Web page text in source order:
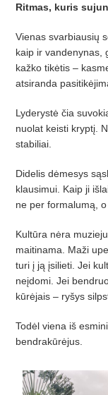
Ritmas, kuris
Vienas svarbiausių
kaip ir vandenynas,
kažko tikėtis –
atsiranda
Lyderystė čia
nuolat keisti kryptį.
stabiliai.
Didelis dėmesys
klausimui. Kaip ji
ne per formalumą, o
Kultūra nėra
maitinama. Maži
turi į ją įsilieti. Jei
neįdomi. Jei
kūrėjais – ryšys
Todėl viena iš
bendrakūrėjus.